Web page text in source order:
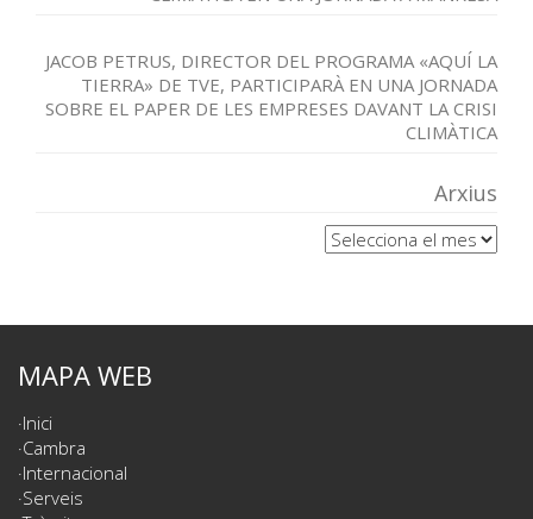
JACOB PETRUS, DIRECTOR DEL PROGRAMA «AQUÍ LA
TIERRA» DE TVE, PARTICIPARÀ EN UNA JORNADA
SOBRE EL PAPER DE LES EMPRESES DAVANT LA CRISI
CLIMÀTICA
Arxius
Arxius
MAPA WEB
Inici
Cambra
Internacional
Serveis